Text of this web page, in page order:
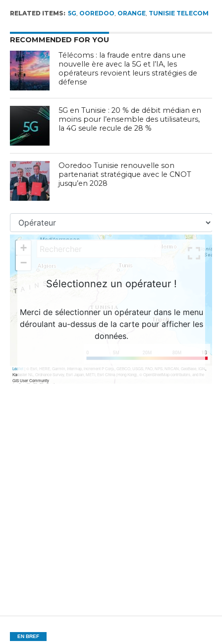
RELATED ITEMS: 5G, OOREDOO, ORANGE, TUNISIE TELECOM
RECOMMENDED FOR YOU
Télécoms : la fraude entre dans une
nouvelle ère avec la 5G et l’IA, les
opérateurs revoient leurs stratégies de
défense
5G en Tunisie : 20 % de débit médian en
moins pour l’ensemble des utilisateurs,
la 4G seule recule de 28 %
Ooredoo Tunisie renouvelle son
partenariat stratégique avec le CNOT
jusqu’en 2028
EN BREF